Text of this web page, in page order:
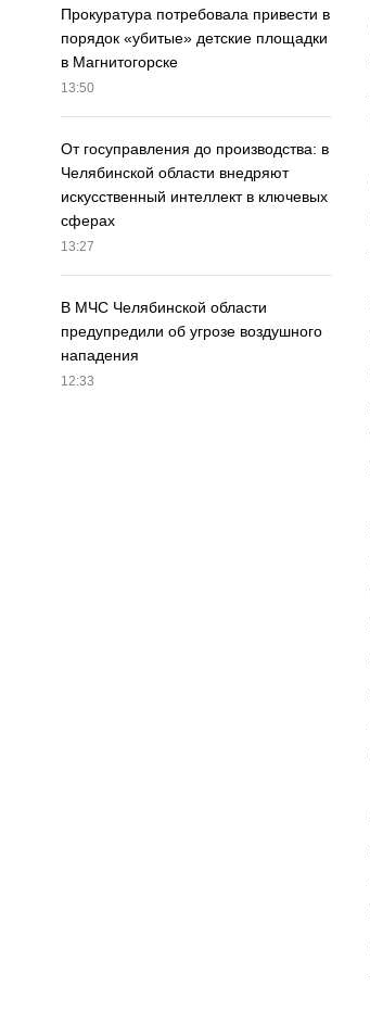
Прокуратура потребовала привести в
порядок «убитые» детские площадки
в Магнитогорске
13:50
От госуправления до производства: в
Челябинской области внедряют
искусственный интеллект в ключевых
сферах
13:27
В МЧС Челябинской области
предупредили об угрозе воздушного
нападения
12:33